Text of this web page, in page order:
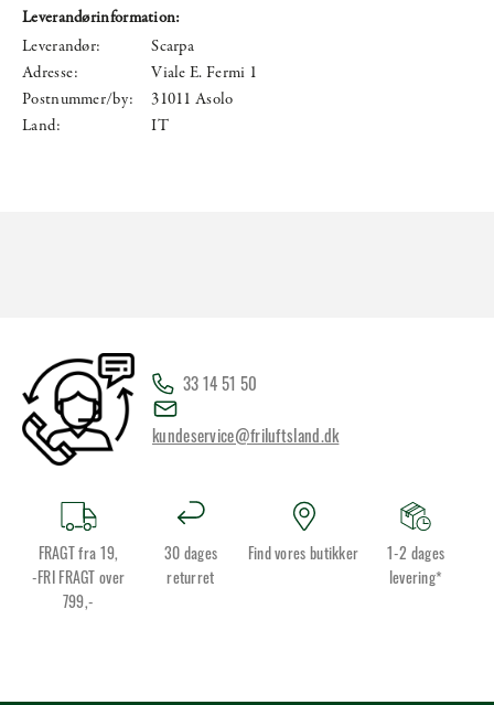
Leverandørinformation:
Leverandør:
Scarpa
Adresse:
Viale E. Fermi 1
Postnummer/by:
31011 Asolo
Land:
IT
33 14 51 50
kundeservice@friluftsland.dk
FRAGT fra 19,
-FRI FRAGT over
799,-
30 dages
returret
Find vores butikker
1-2 dages
levering*